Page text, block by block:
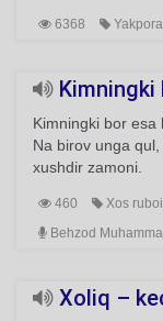
6368
Kimningki
Kimningki bor esa
Na birov unga
xushdir zamoni.
460 Xos
Behzod
Xoliq –